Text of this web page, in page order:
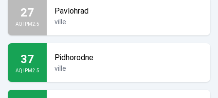
27
AQI PM2.5
Pavlohrad
ville
37
AQI PM2.5
Pidhorodne
ville